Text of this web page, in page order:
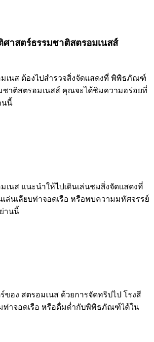
าสตร์ธรรมชาติสตรอมเนสส์
เนส ต้องไปสำรวจสิ่งจัดแสดงที่ พิพิธภัณฑ์
ชาติสตรอมเนสส์ คุณจะได้ชิมความอร่อยที่
นนี้
เนส แนะนำให้ไปเดินเล่นชมสิ่งจัดแสดงที่
เล่นเลียบท่าจอดเรือ หรือพบความมหัศจรรย์
านนี้
ของ สตรอมเนส ด้วยการจัดทริปไป โรงสี
ท่าจอดเรือ หรือดื่มด่ำกับพิพิธภัณฑ์ได้ใน